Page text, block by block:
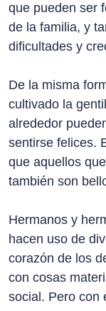
que pueden ser
de la familia, y
dificultades y
De la misma
cultivado la
alrededor
sentirse felices.
que aquellos
también son
Hermanos y
hacen uso de
corazón de los
con cosas
social. Pero con